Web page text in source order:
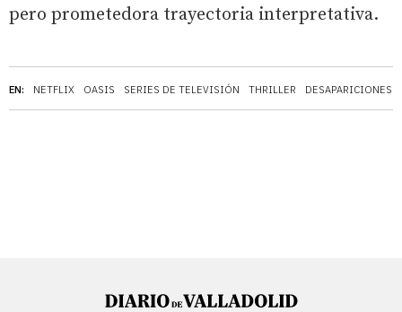
EN: NETFLIX OASIS SERIES DE TELEVISIÓN THRILLER DESAPARICIONES
pero prometedora trayectoria interpretativa.